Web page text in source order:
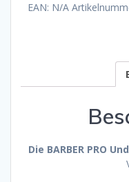
EAN: N/A
Die BARBER PRO